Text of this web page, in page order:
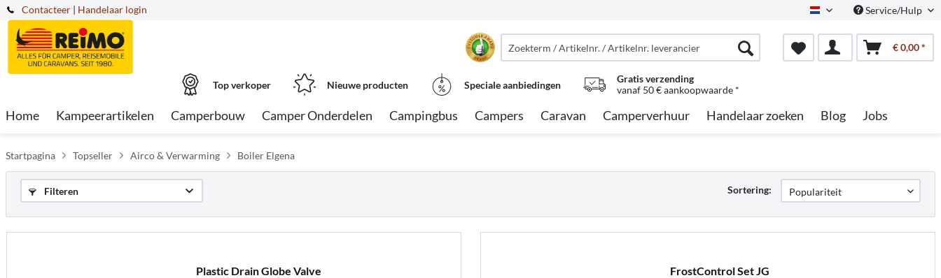
Contacteer Dutch Service/Hulp
| Handelaar login
€ 0,00 *
Top verkoper Nieuwe producten Speciale aanbiedingen
Gratis verzending
vanaf 50 € aankoopwaarde *
Home Kampeerartikelen Camperbouw Camper Onderdelen Campingbus Campers Caravan Camperverhuur Handelaar zoeken Blog Jobs
Startpagina Topseller Airco & Verwarming Boiler Elgena
Filteren Sortering:
Plastic Drain Globe Valve FrostControl Set JG